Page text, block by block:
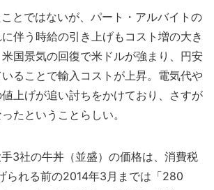
とではないが、パート・アルバイトの
伴う時給の引き上げもコスト増の大き
国景気の回復で米ドルが強まり、円安
ることで輸入コストが上昇。電気代や
上げが追い討ちをかけており、さすが
たということらしい。
3社の牛丼（並盛）の価格は、消費税
られる前の2014年3月までは「280